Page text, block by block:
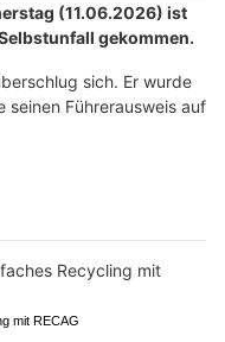
(11.06.2026) ist
gekommen.
sich. Er wurde
Führerausweis auf
mit RECAG